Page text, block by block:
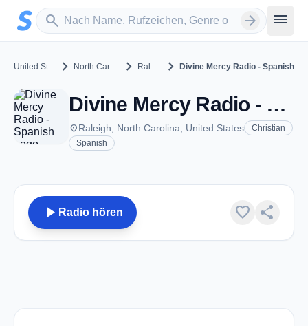
Zum Hauptinhalt springen
search
Sender suchen arrow_forward menu
United States chevron_right North Carolina chevron_right Raleigh chevron_right Divine Mercy Radio - Spanish
Divine Mercy Radio - Spanish - Raleigh, NC
placeRaleigh, North Carolina, United States
Christian
Spanish
play_arrow Radio hören favorite share